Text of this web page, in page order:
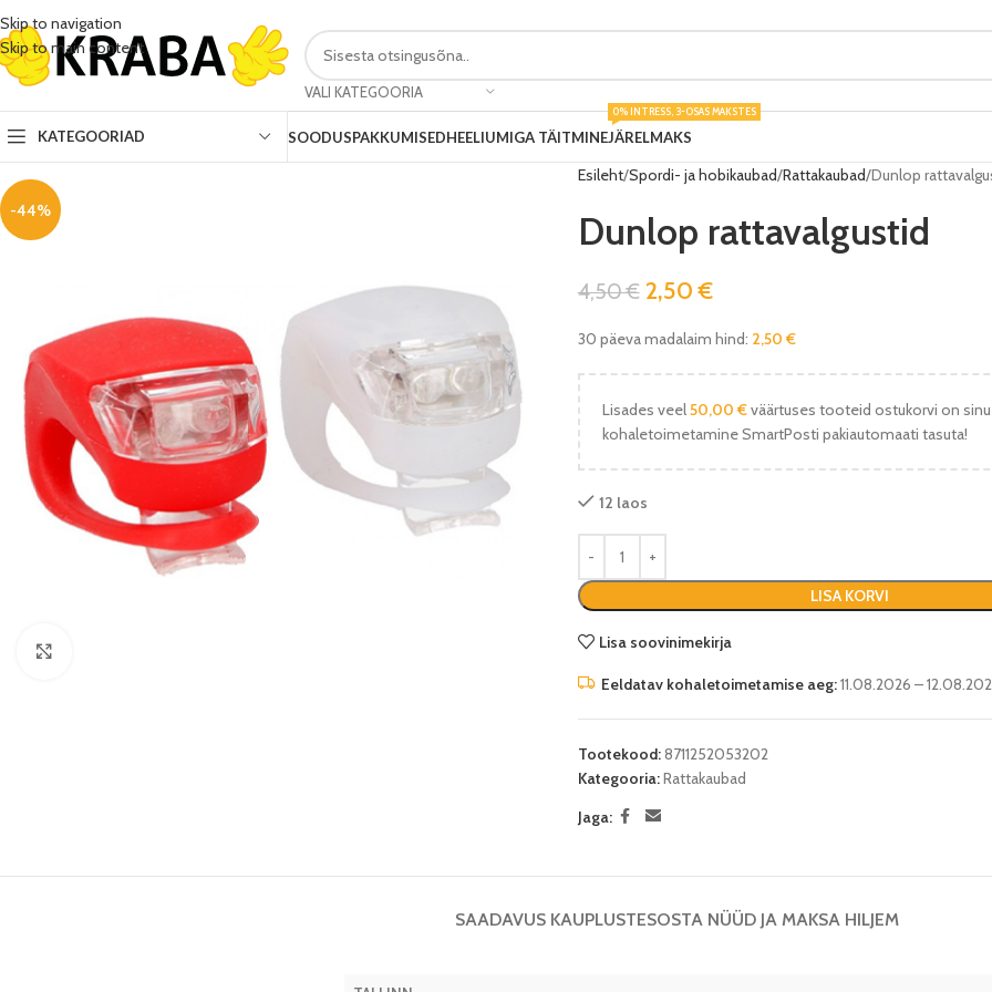
Skip to navigation
Skip to main content
VALI KATEGOORIA
KATEGOORIAD SOODUSPAKKUMISEDHEELIUMIGA TÄITMINEJÄRELMAKS
0% INTRESS, 3-OSAS MAKSTES
-44%
Esileht Spordi- ja hobikaubad Rattakaubad Dunlop
Dunlop rattavalgustid
4,50€ 2,50€
30 päeva madalaim hind: 2,50 €
Lisades veel50,00 €väärtuses tooteid ostukorvi on
kohaletoimetamine SmartPosti pakiautomaati tasuta!
12 laos
LISA KORVI
Lisa soovinimekirja
Eeldatav kohaletoimetamise aeg:11.08.2026 –
Tootekood:8711252053202
Kategooria:Rattakaubad
Jaga:
SAADAVUS KAUPLUSTESOSTA NÜÜD JA MAKSA HILJEM